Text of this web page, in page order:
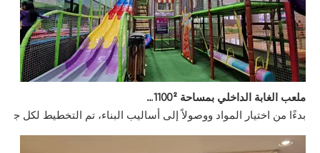
بدءًا من اختيار المواد ووصولاً إلى أساليب البناء، تم التخطيط